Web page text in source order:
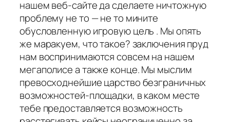
нашем веб-сайте да сделаете ничтожную
проблему не то — не то мините
обусловленную игровую цель . Мы опять
же маракуем, что такое? заключения пруд
нам воспринимаются совсем на нашем
мегаполисе а также конце. Мы мыслим
превосходнейшие царство безграничных
возможностей-площадки, в каком месте
тебе предоставляется возможность